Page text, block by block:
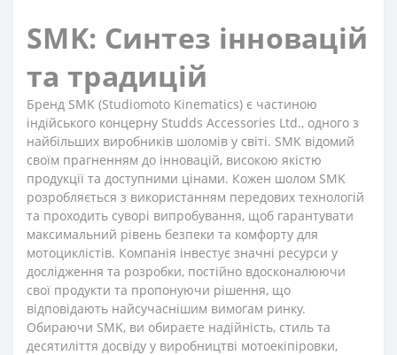
SMK: Синтез інновацій
та традицій
Бренд SMK (Studiomoto Kinematics) є частиною
індійського концерну Studds Accessories Ltd., одного з
найбільших виробників шоломів у світі. SMK відомий
своїм прагненням до інновацій, високою якістю
продукції та доступними цінами. Кожен шолом SMK
розробляється з використанням передових технологій
та проходить суворі випробування, щоб гарантувати
максимальний рівень безпеки та комфорту для
мотоциклістів. Компанія інвестує значні ресурси у
дослідження та розробки, постійно вдосконалюючи
свої продукти та пропонуючи рішення, що
відповідають найсучаснішим вимогам ринку.
Обираючи SMK, ви обираєте надійність, стиль та
десятиліття досвіду у виробництві мотоекіпіровки,